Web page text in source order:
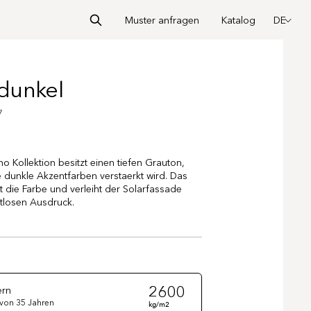
Muster anfragen Katalog DE
Kollektion besitzt einen tiefen Grauton,
Akzentfarben verstaerkt wird. Das
die Farbe und verleiht der Solarfassade
Ausdruck.
35 Jahren
2600
kg/m2